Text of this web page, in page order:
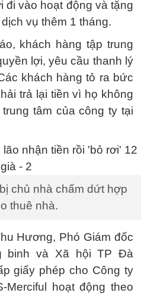
đi vào hoạt động và tặng
vụ thêm 1 tháng.
khách hàng tập trung
lợi, yêu cầu thanh lý
khách hàng tỏ ra bức
trả lại tiền vì họ không
tâm của công ty tại
chủ nhà chấm dứt hợp
thuê nhà.
Hương, Phó Giám đốc
binh và Xã hội TP Đà
giấy phép cho Công ty
hoạt động theo